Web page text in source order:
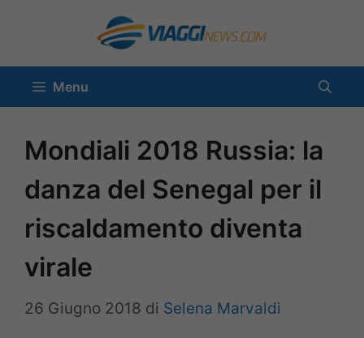
contenuto
Menu
Mondiali 2018 Russia: la
danza del Senegal per il
riscaldamento diventa
virale
26 Giugno 2018 di Selena Marvaldi